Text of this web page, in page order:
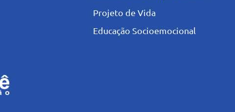
Projeto de Vida
Educação Socioemocional